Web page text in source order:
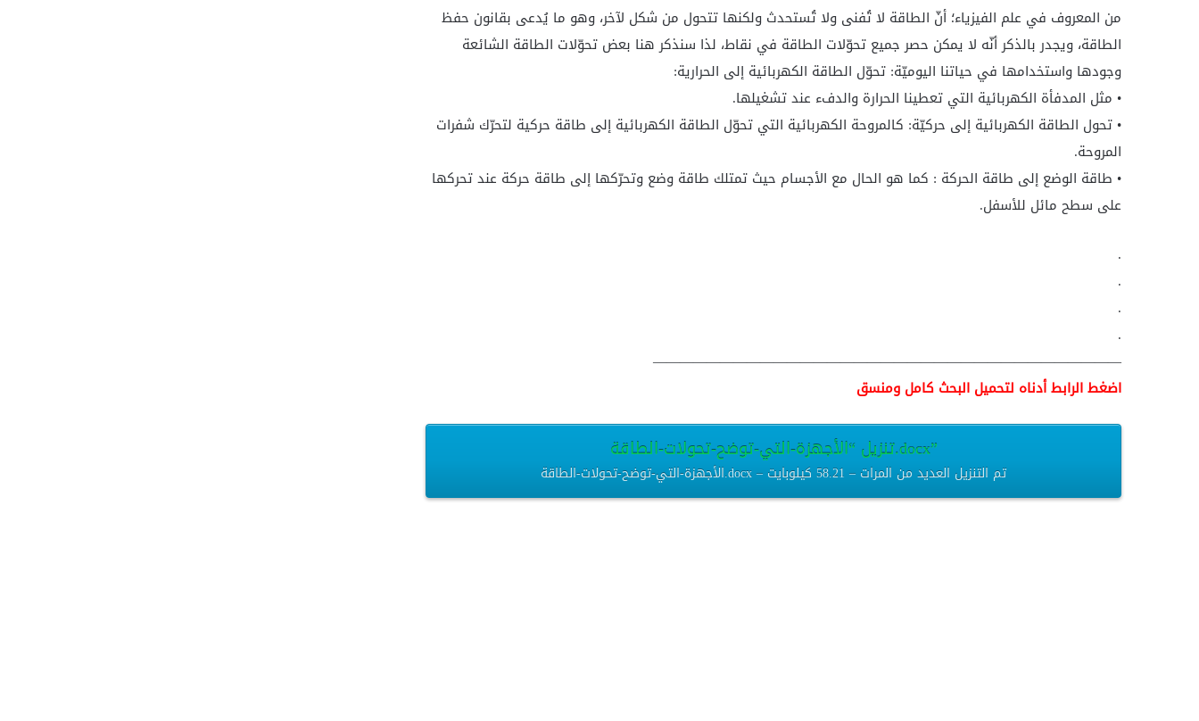
من المعروف في علم الفيزياء؛ أنّ الطاقة لا تُفنى ولا تُستحدث ولكنها تتحول من شكل لآخر، وهو ما يُدعى بقانون حفظ
الطاقة، ويجدر بالذكر أنّه لا يمكن حصر جميع تحوّلات الطاقة في نقاط، لذا سنذكر هنا بعض تحوّلات الطاقة الشائعة
وجودها واستخدامها في حياتنا اليوميّة: تحوّل الطاقة الكهربائية إلى الحرارية:
• مثل المدفأة الكهربائية التي تعطينا الحرارة والدفء عند تشغيلها.
• تحول الطاقة الكهربائية إلى حركيّة: كالمروحة الكهربائية التي تحوّل الطاقة الكهربائية إلى طاقة حركية لتحرّك شفرات
المروحة.
• طاقة الوضع إلى طاقة الحركة : كما هو الحال مع الأجسام حيث تمتلك طاقة وضع وتحرّكها إلى طاقة حركة عند تحركها
على سطح مائل للأسفل.
.
.
.
.
———————————————————————————————————
اضغط الرابط أدناه لتحميل البحث كامل ومنسق
تنزيل “الأجهزة-التي-توضح-تحولات-الطاقة.docx”
الأجهزة-التي-توضح-تحولات-الطاقة.docx – تم التنزيل العديد من المرات – 58.21 كيلوبايت